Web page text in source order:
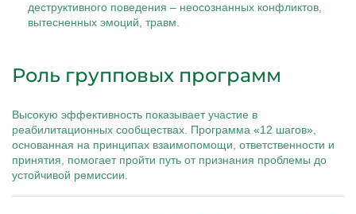
деструктивного поведения – неосознанных конфликтов,
вытесненных эмоций, травм.
Роль групповых программ
Высокую эффективность показывает участие в
реабилитационных сообществах. Программа «12 шагов»,
основанная на принципах взаимопомощи, ответственности и
принятия, помогает пройти путь от признания проблемы до
устойчивой ремиссии.